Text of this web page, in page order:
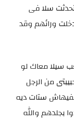
سلا فى
ورائهم وقد
سيلا معاك لو
من الرجل
مفيهاش ستات ديه
بجلدهم والله